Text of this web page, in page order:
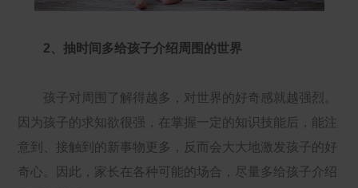
2、抽时间多给孩子介绍周围的世界
孩子对周围了解得越多，对世界的好奇感就越强烈。
因为孩子的求知欲很强，在掌握一定的知识技能后，能注
意到、接触到的新事物更多，反而会大大地激发孩子的好
奇心。因此，家长在各种可能的场合，尽量多给孩子介绍